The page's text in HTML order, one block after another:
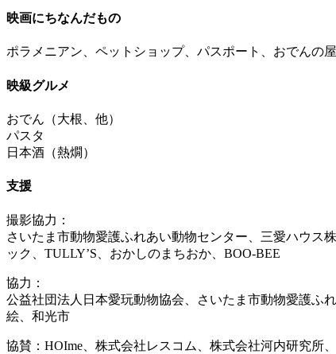
映画にちなんだもの
ポラメニアン、ペットショップ、パスポート、おでんの
映級グルメ
おでん（大根、他）
パスタ
日本酒（熱燗）
支援
撮影協力：
さいたま市動物愛護ふれあい動物センター、三愛ハウス
ック、TULLY’S、おかしのまちおか、BOO-BEE
協力：
公益社団法人日本愛玩動物協会、さいたま市動物愛護ふ
絵、和光市
協賛：HOIme、株式会社レスコム、株式会社河内研究所